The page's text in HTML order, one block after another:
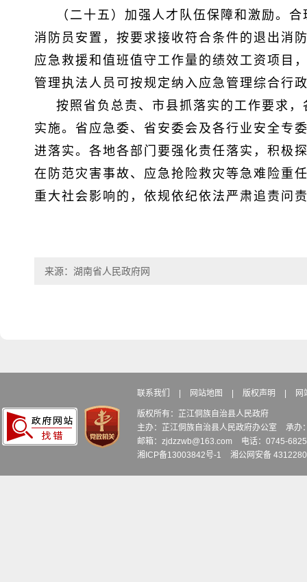
（二十五）加强人才队伍保障和激励。
消防员安置，按要求接收符合条件的退出消
应急救援和值班值守工作量的绩效工资项目
管理执法人员可按规定纳入应急管理综合行
按照省负总责、市县抓落实的工作要求
实施。省应急委、省安委会及各行业安全专
进落实。各地各部门要强化责任落实，积极
在防范灾害事故、应急抢险救灾等急难险重
重大社会影响的，依规依纪依法严肃追责问
来源：湖南省人民政府网
联系我们 网站地图 版权声明 网
版权所有：芷江侗族自治县人民政府
主办：芷江侗族自治县人民政府办公室
承办
邮箱：zjdzzwb@163.com
电话：0745-
湘ICP备13003842号-1
湘公网安备